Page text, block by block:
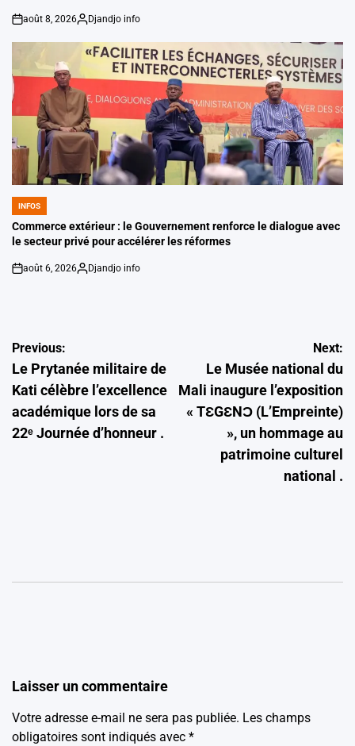
on
août 8, 2026
Posted
by
Djandjo info
POSTED
IN
INFOS
Commerce extérieur : le Gouvernement renforce le dialogue avec
le secteur privé pour accélérer les réformes
on
août 6, 2026
Posted
Djandjo info
Navigation
de
l’article
Previous:
Le Prytanée militaire de
Kati célèbre l’excellence
académique lors de sa
22ᵉ Journée d’honneur .
Next:
Le Musée national du
Mali inaugure l’exposition
« TƐGƐNƆ (L’Empreinte)
», un hommage au
patrimoine culturel
national .
Laisser un commentaire
Votre adresse e-mail ne sera pas publiée. Les champs
obligatoires sont indiqués avec *